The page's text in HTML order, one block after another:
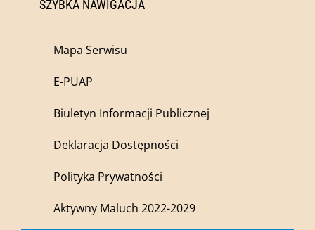
SZYBKA NAWIGACJA
Mapa Serwisu
E-PUAP
Biuletyn Informacji Publicznej
Deklaracja Dostępności
Polityka Prywatności
Aktywny Maluch 2022-2029